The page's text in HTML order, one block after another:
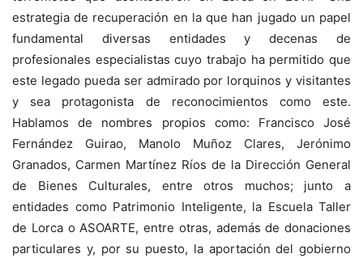
estrategia de recuperación en la que han jugado un papel
fundamental diversas entidades y decenas de
profesionales especialistas cuyo trabajo ha permitido que
este legado pueda ser admirado por lorquinos y visitantes
y sea protagonista de reconocimientos como este.
Hablamos de nombres propios como: Francisco José
Fernández Guirao, Manolo Muñoz Clares, Jerónimo
Granados, Carmen Martínez Ríos de la Dirección General
de Bienes Culturales, entre otros muchos; junto a
entidades como Patrimonio Inteligente, la Escuela Taller
de Lorca o ASOARTE, entre otras, además de donaciones
particulares y, por su puesto, la aportación del gobierno